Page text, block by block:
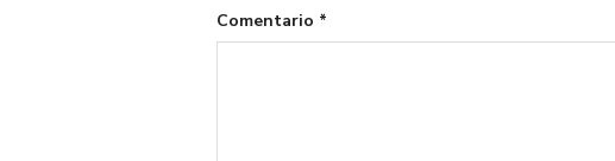
Comentario *